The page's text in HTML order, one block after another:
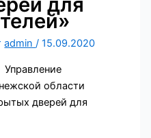
admin/15.09.2020
области
дверей для